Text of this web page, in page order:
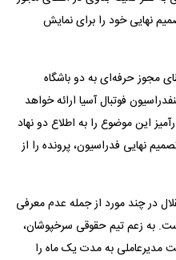
نهایی خود را برای نمایش
مجوز حرفه‌ای به دو باشگاه
فوتبال آسیا ارائه خواهد
این موضوع را به اطلاع دو نهاد
نهایی فدراسیون، پرونده را از
در چند مورد از جمله عدم معرفی
به زعم تیم حقوقی سرخپوشان،
مدیرعاملی به مدت یک ماه را